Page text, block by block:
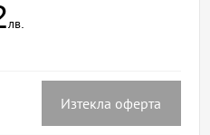
лв.
Изтекла оферта